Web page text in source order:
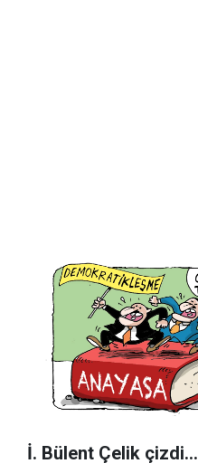
İ. Bülent Çelik çizdi...